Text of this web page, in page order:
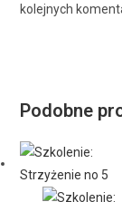
kolejnych
Podobne